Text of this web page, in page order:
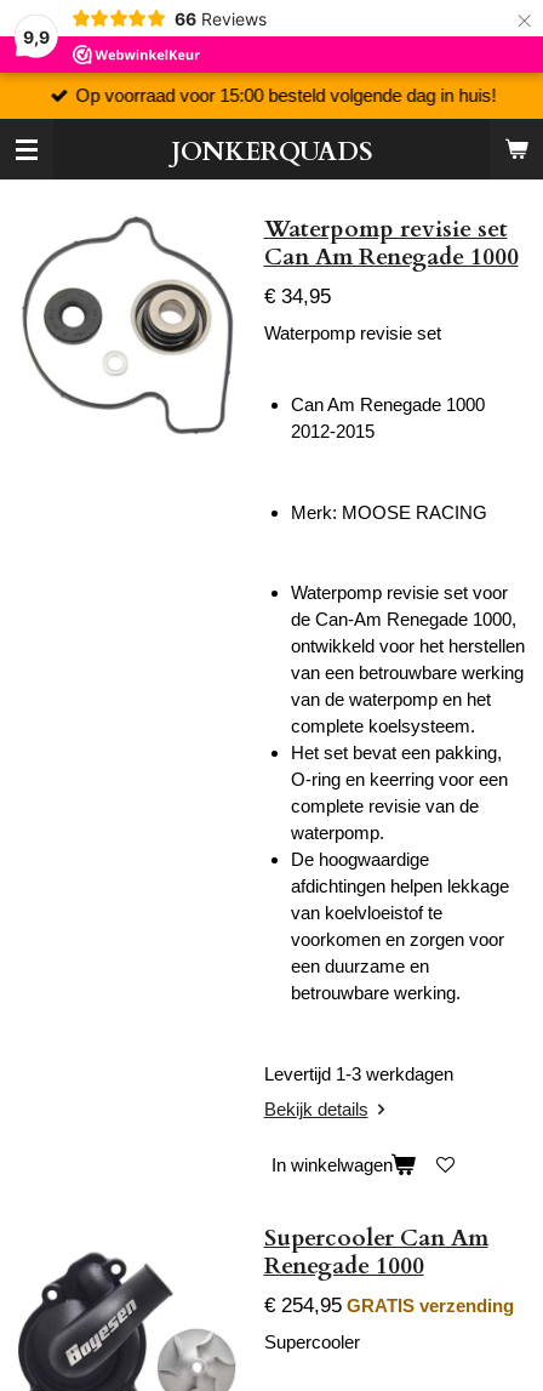
9,9
66 Reviews ×
JONKERQUADS
Op voorraad voor 15:00 besteld volgende dag in huis!
Waterpomp revisie set
Can Am Renegade 1000
€ 34,95
Waterpomp revisie set
Can Am Renegade 1000
2012-2015
Merk: MOOSE RACING
Waterpomp revisie set voor
de Can-Am Renegade 1000,
ontwikkeld voor het herstellen
van een betrouwbare werking
van de waterpomp en het
complete koelsysteem.
Het set bevat een pakking,
O-ring en keerring voor een
complete revisie van de
waterpomp.
De hoogwaardige
afdichtingen helpen lekkage
van koelvloeistof te
voorkomen en zorgen voor
een duurzame en
betrouwbare werking.
Levertijd 1-3 werkdagen
Bekijk details
In winkelwagen
Supercooler Can Am
Renegade 1000
€ 254,95 GRATIS verzending
Supercooler